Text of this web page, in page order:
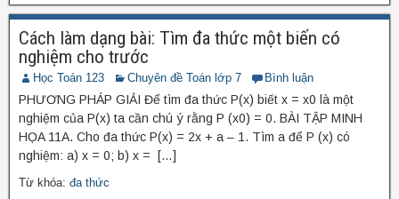
Cách làm dạng bài: Tìm đa thức một biến có
nghiệm cho trước
Học Toán 123 Chuyên đề Toán lớp 7 Bình luận
PHƯƠNG PHÁP GIẢI Để tìm đa thức P(x) biết x = x0 là một
nghiệm của P(x) ta cần chú ý rằng P (x0) = 0. BÀI TẬP MINH
HỌA 11A. Cho đa thức P(x) = 2x + a – 1. Tìm a để P (x) có
nghiệm: a) x = 0; b) x = […]
Từ khóa: đa thức